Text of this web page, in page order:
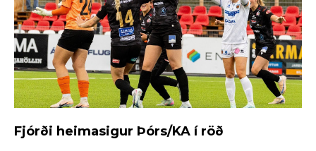
Fjórði heimasigur Þórs/KA í röð